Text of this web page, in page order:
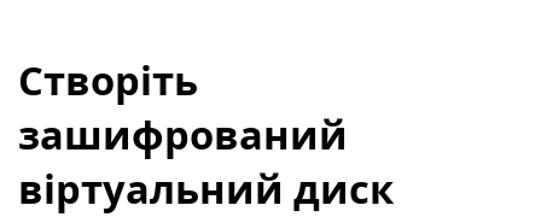
Створіть
зашифрований
віртуальний диск